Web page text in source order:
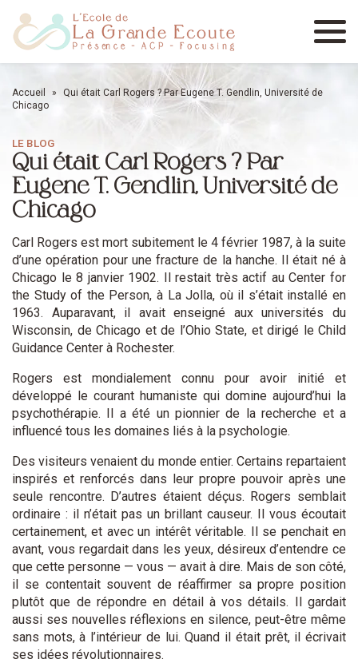
Menu
Accueil »
Qui était Carl Rogers ? Par Eugene T. Gendlin, Université de
Chicago
LE BLOG
Qui était Carl Rogers ? Par
Eugene T. Gendlin, Université de
Chicago
Carl Rogers est mort subitement le 4 février 1987, à la suite
d’une opération pour une fracture de la hanche. Il était né à
Chicago le 8 janvier 1902. Il restait très actif au Center for
the Study of the Person, à La Jolla, où il s’était installé en
1963. Auparavant, il avait enseigné aux universités du
Wisconsin, de Chicago et de l’Ohio State, et dirigé le Child
Guidance Center à Rochester.
Rogers est mondialement connu pour avoir initié et
développé le courant humaniste qui domine aujourd’hui la
psychothérapie. Il a été un pionnier de la recherche et a
influencé tous les domaines liés à la psychologie.
Des visiteurs venaient du monde entier. Certains repartaient
inspirés et renforcés dans leur propre pouvoir après une
seule rencontre. D’autres étaient déçus. Rogers semblait
ordinaire : il n’était pas un brillant causeur. Il vous écoutait
certainement, et avec un intérêt véritable. Il se penchait en
avant, vous regardait dans les yeux, désireux d’entendre ce
que cette personne — vous — avait à dire. Mais de son côté,
il se contentait souvent de réaffirmer sa propre position
plutôt que de répondre en détail à vos détails. Il gardait
aussi ses nouvelles réflexions en silence, peut-être même
sans mots, à l’intérieur de lui. Quand il était prêt, il écrivait
ses idées révolutionnaires.